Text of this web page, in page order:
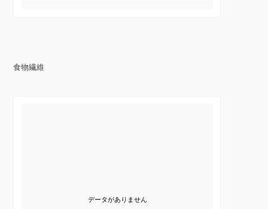
食物繊維
データがありません